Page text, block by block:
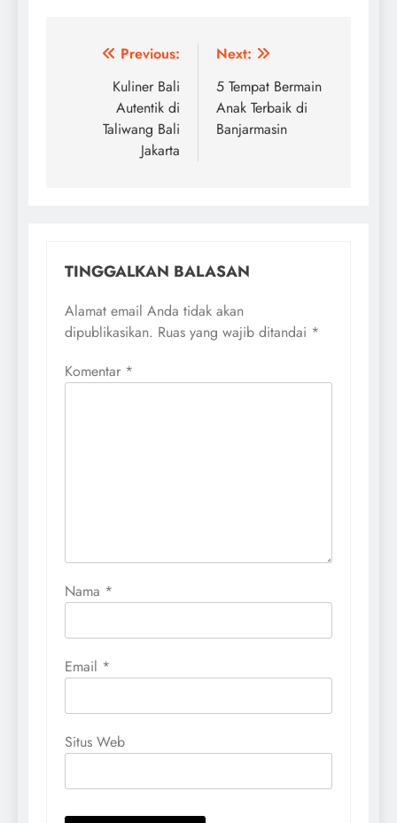
NavigasiPrevious:
Kuliner Bali
Autentik di
Taliwang Bali
Jakarta
Next:
5 Tempat Bermain
Anak Terbaik di
Banjarmasin
TINGGALKAN BALASAN
Alamat email Anda tidak akan
dipublikasikan. Ruas yang wajib ditandai *
Komentar *
Nama *
Email *
Situs Web